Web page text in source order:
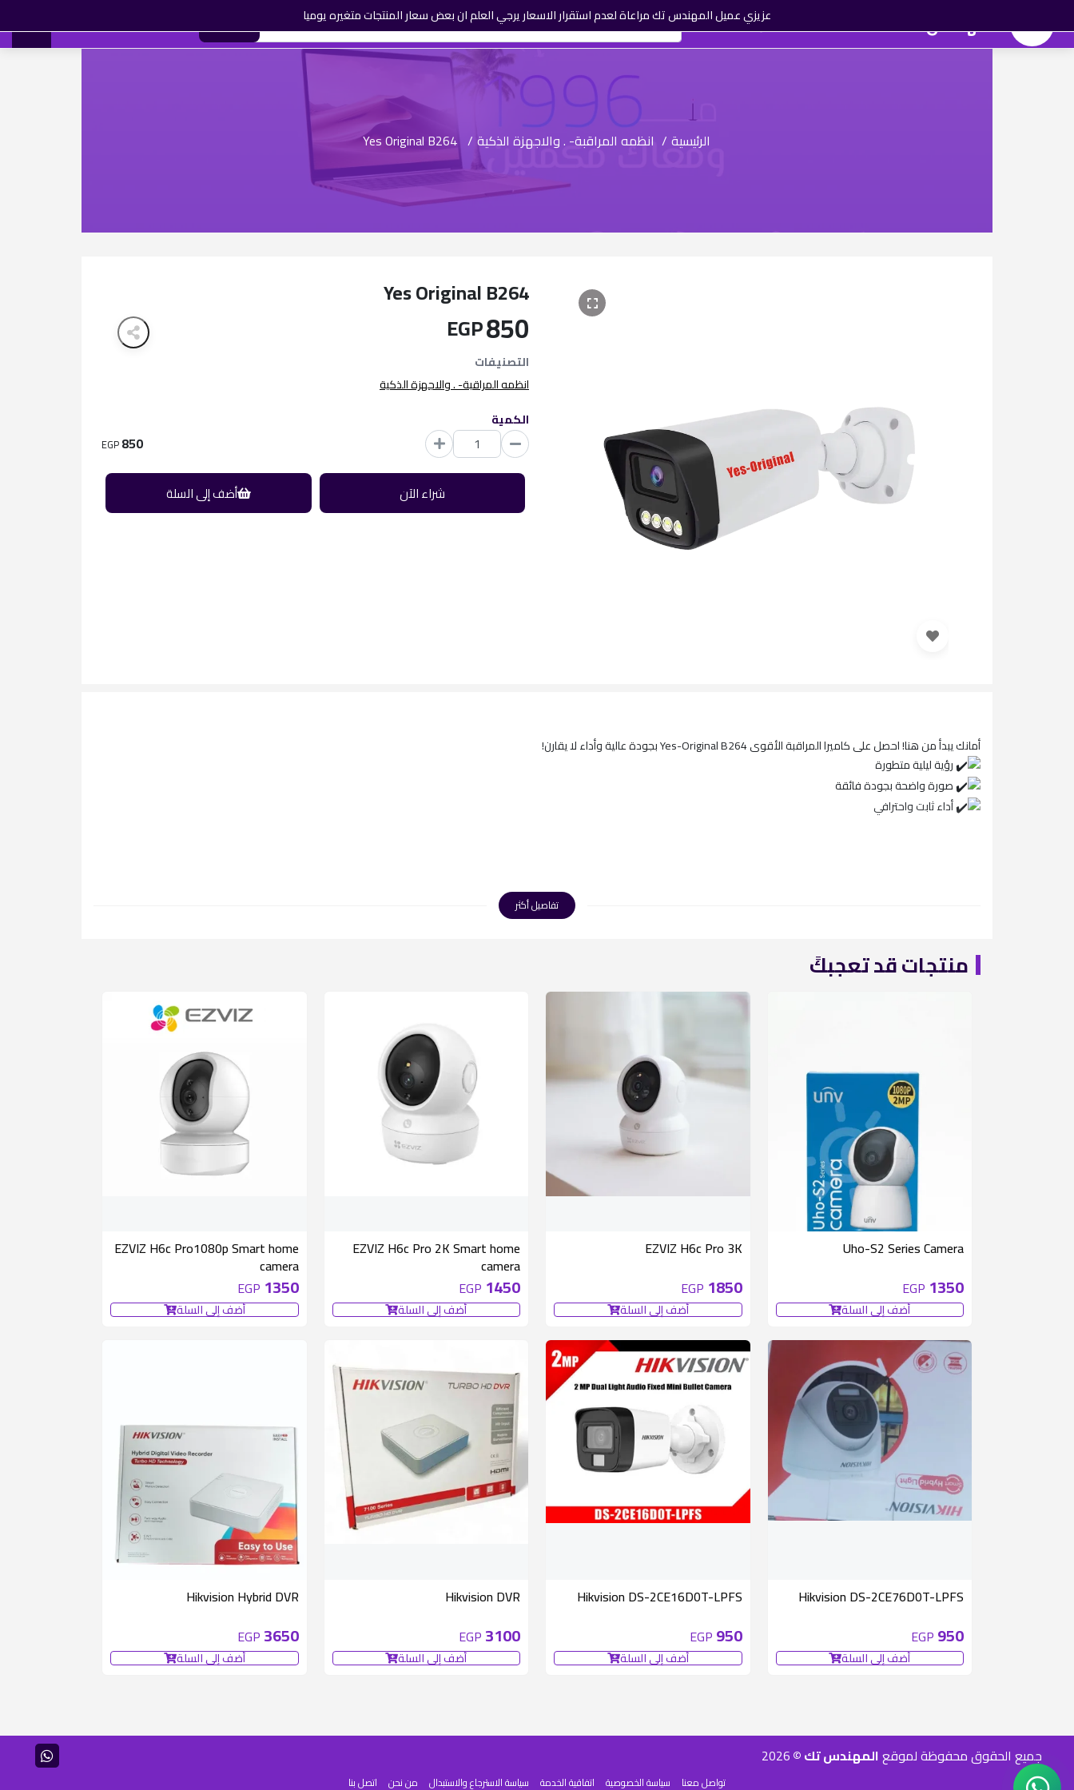
عزيزي عميل المهندس تك مراعاة لعدم استقرار الاسعار يرجي العلم ان بعض سعار المنتجات متغيره يوميا المهندس تك العروض
الرئيسية / انظمه المراقبة- . والاجهزة الذكية /
Yes Original B264
Yes Original B264
850
EGP
التصنيفات
انظمه المراقبة- . والاجهزة الذكية
الكمية
850
EGP
شراء الآن أضف إلى السلة
أمانك يبدأ من هنا! احصل على كاميرا المراقبة الأقوى Yes-Original B264 بجودة عالية وأداء لا يقارن!
رؤية ليلية متطورة
صورة واضحة بجودة فائقة
أداء ثابت واحترافي
تفاصيل أكثر
منتجات قد تعجبكً
Uho-S2 Series Camera
1350
EGP
أضف إلى السلة
EZVIZ H6c Pro 3K
1850
EGP
أضف إلى السلة
EZVIZ H6c Pro 2K Smart home
camera
1450
EGP
أضف إلى السلة
EZVIZ H6c Pro1080p Smart home
camera
1350
EGP
أضف إلى السلة
Hikvision DS-2CE76D0T-LPFS
950
EGP
أضف إلى السلة
Hikvision DS-2CE16D0T-LPFS
950
EGP
أضف إلى السلة
Hikvision DVR
3100
EGP
أضف إلى السلة
Hikvision Hybrid DVR
3650
EGP
أضف إلى السلة
جميع الحقوق محفوظة لموقعالمهندس تك ©2026
تواصل معنا سياسة الخصوصية اتفاقية الخدمة سياسة الاسترجاع والاستبدال من نحن اتصل بنا